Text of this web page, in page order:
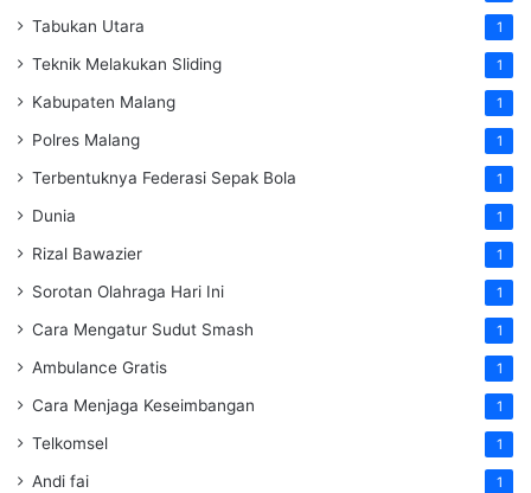
Tabukan Utara 1
Teknik Melakukan Sliding 1
Kabupaten Malang 1
Polres Malang 1
Terbentuknya Federasi Sepak Bola 1
Dunia 1
Rizal Bawazier 1
Sorotan Olahraga Hari Ini 1
Cara Mengatur Sudut Smash 1
Ambulance Gratis 1
Cara Menjaga Keseimbangan 1
Telkomsel 1
Andi fai 1